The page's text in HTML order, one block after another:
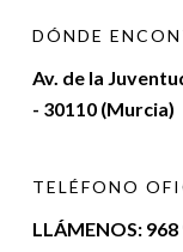
DÓNDE
Av. de la
- 30110 (Murcia)
TELÉFONO
LLÁMENOS: 968